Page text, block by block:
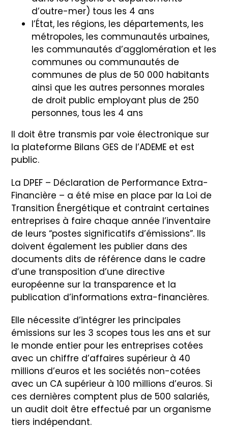
d’outre-mer) tous les 4 ans
l’État, les régions, les départements, les
métropoles, les communautés urbaines,
les communautés d’agglomération et les
communes ou communautés de
communes de plus de 50 000 habitants
ainsi que les autres personnes morales
de droit public employant plus de 250
personnes, tous les 4 ans
Il doit être transmis par voie électronique sur
la plateforme Bilans GES de l’ADEME et est
public.
La DPEF – Déclaration de Performance Extra-
Financière – a été mise en place par la Loi de
Transition Énergétique et contraint certaines
entreprises à faire chaque année l’inventaire
de leurs “postes significatifs d’émissions”. Ils
doivent également les publier dans des
documents dits de référence dans le cadre
d’une transposition d’une directive
européenne sur la transparence et la
publication d’informations extra-financières.
Elle nécessite d’intégrer les principales
émissions sur les 3 scopes tous les ans et sur
le monde entier pour les entreprises cotées
avec un chiffre d’affaires supérieur à 40
millions d’euros et les sociétés non-cotées
avec un CA supérieur à 100 millions d’euros. Si
ces dernières comptent plus de 500 salariés,
un audit doit être effectué par un organisme
tiers indépendant.